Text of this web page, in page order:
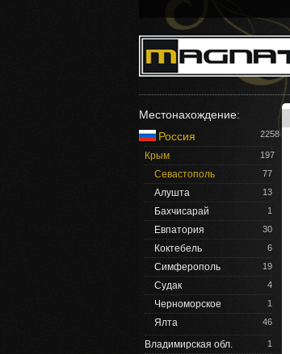
Местонахождение:
Россия
2258
Крым 197
Севастополь 77
Алушта 13
Бахчисарай 1
Евпатория 30
Коктебель 6
Симферополь 19
Судак 4
Черноморское 1
Ялта 46
Владимирская обл. 1